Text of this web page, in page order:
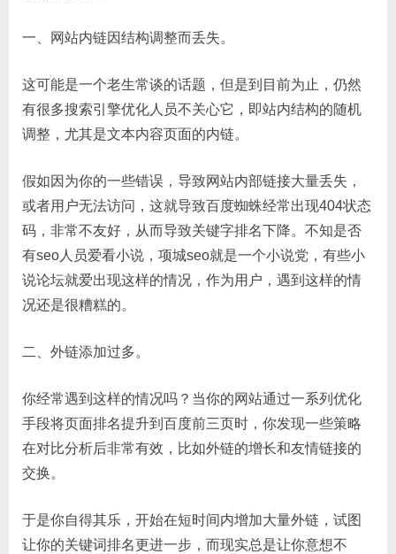
一、网站内链因结构调整而丢失。
这可能是一个老生常谈的话题，但是到目前为止，仍然
有很多搜索引擎优化人员不关心它，即站内结构的随机
调整，尤其是文本内容页面的内链。
假如因为你的一些错误，导致网站内部链接大量丢失，
或者用户无法访问，这就导致百度蜘蛛经常出现404状态
码，非常不友好，从而导致关键字排名下降。不知是否
有seo人员爱看小说，项城seo就是一个小说党，有些小
说论坛就爱出现这样的情况，作为用户，遇到这样的情
况还是很糟糕的。
二、外链添加过多。
你经常遇到这样的情况吗？当你的网站通过一系列优化
手段将页面排名提升到百度前三页时，你发现一些策略
在对比分析后非常有效，比如外链的增长和友情链接的
交换。
于是你自得其乐，开始在短时间内增加大量外链，试图
让你的关键词排名更进一步，而现实总是让你意想不